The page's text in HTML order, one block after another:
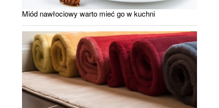
Miód nawłociowy warto mieć go w kuchni